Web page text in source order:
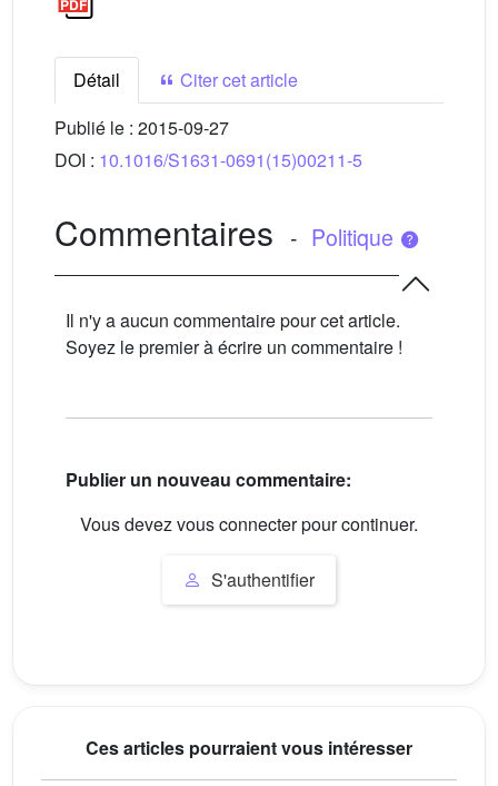
Détail
Citer cet article
Publié le : 2015-09-27
DOI : 10.1016/S1631-0691(15)00211-5
Commentaires - Politique
Il n'y a aucun commentaire pour cet article.
Soyez le premier à écrire un commentaire !
Publier un nouveau commentaire:
Vous devez vous connecter pour continuer.
S'authentifier
Ces articles pourraient vous intéresser